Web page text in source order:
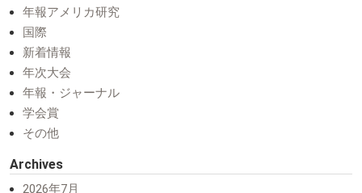
年報アメリカ研究
国際
新着情報
年次大会
年報・ジャーナル
学会賞
その他
Archives
2026年7月